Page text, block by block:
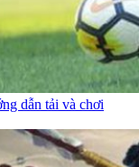
dẫn tải và chơi